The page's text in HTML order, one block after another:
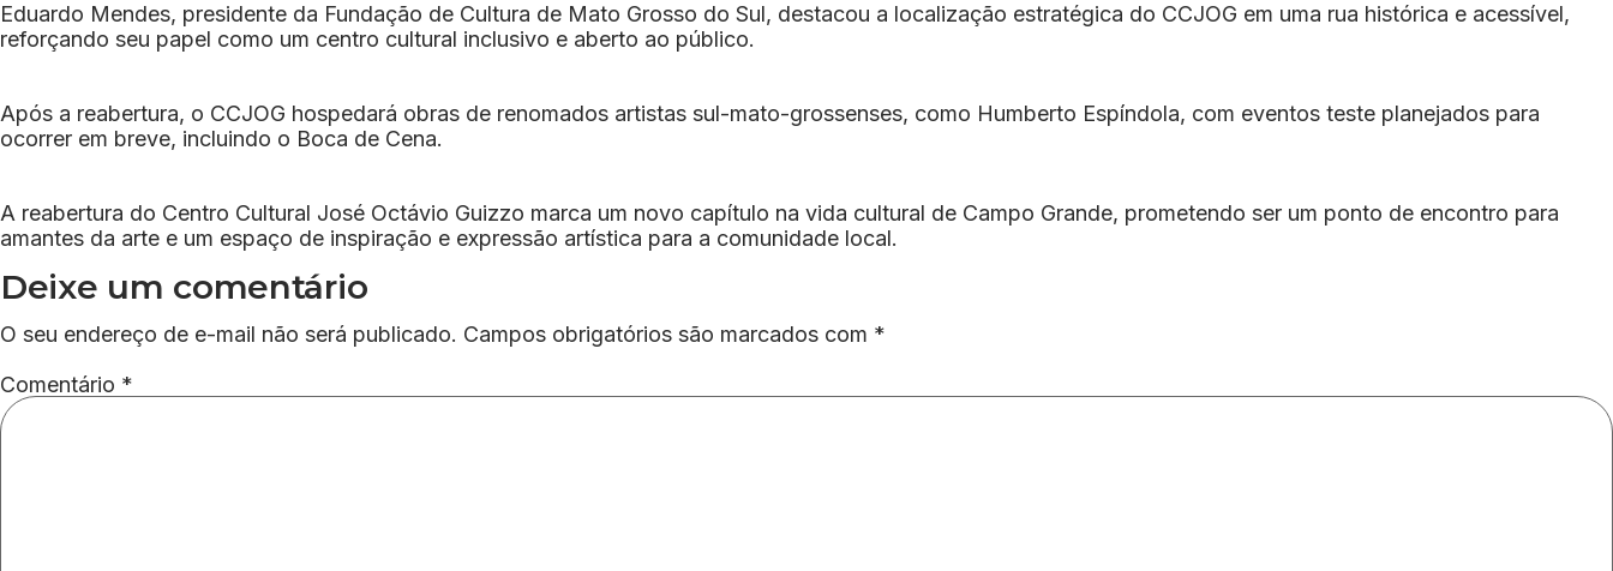
Eduardo Mendes, presidente da Fundação de Cultura de Mato Grosso do Sul, destacou a localização estratégica do CCJOG em uma rua histórica e acessível,
reforçando seu papel como um centro cultural inclusivo e aberto ao público.
Após a reabertura, o CCJOG hospedará obras de renomados artistas sul-mato-grossenses, como Humberto Espíndola, com eventos teste planejados para
ocorrer em breve, incluindo o Boca de Cena.
A reabertura do Centro Cultural José Octávio Guizzo marca um novo capítulo na vida cultural de Campo Grande, prometendo ser um ponto de encontro para
amantes da arte e um espaço de inspiração e expressão artística para a comunidade local.
Deixe um comentário
O seu endereço de e-mail não será publicado. Campos obrigatórios são marcados com *
Comentário *